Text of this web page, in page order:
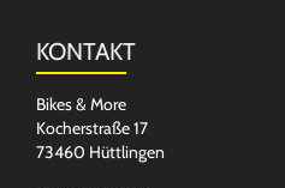
KONTAKT
Bikes & More
Kocherstraße 17
73460 Hüttlingen